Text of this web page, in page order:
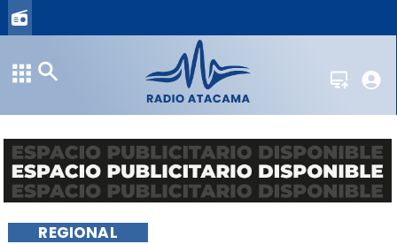
REGIONAL